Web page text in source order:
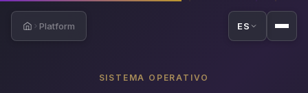
Home
Platform ES
SISTEMA OPERATIVO